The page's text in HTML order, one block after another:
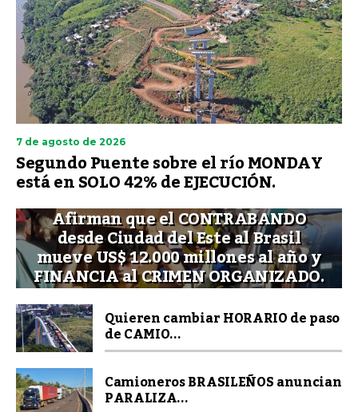
7 de agosto de 2026
Segundo Puente sobre el río MONDAY
está en SOLO 42% de EJECUCIÓN.
Afirman que el CONTRABANDO
desde Ciudad del Este al Brasil
mueve US$ 12.000 millones al año y
FINANCIA al CRIMEN ORGANIZADO.
Quieren cambiar HORARIO de paso
de CAMIO...
Camioneros BRASILEÑOS anuncian
PARALIZA...